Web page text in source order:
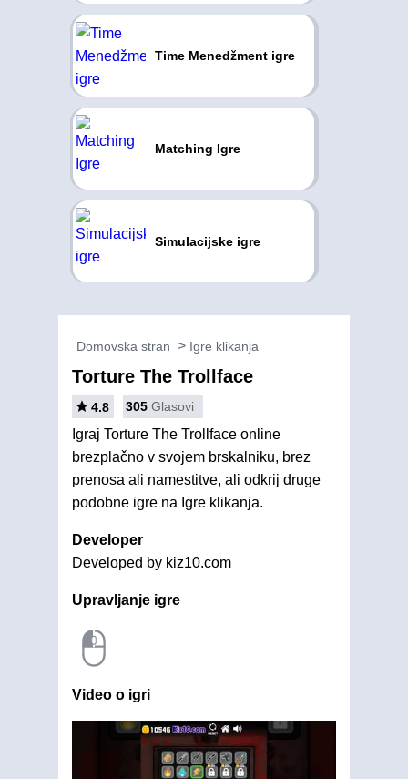
Time Menedžment igre
Matching Igre
Simulacijske igre
Domovska stran Igre klikanja
Torture The Trollface
4.8 305 Glasovi
Igraj Torture The Trollface online
brezplačno v svojem brskalniku, brez
prenosa ali namestitve, ali odkrij druge
podobne igre na Igre klikanja.
Developer
Developed by kiz10.com
Upravljanje igre
Video o igri